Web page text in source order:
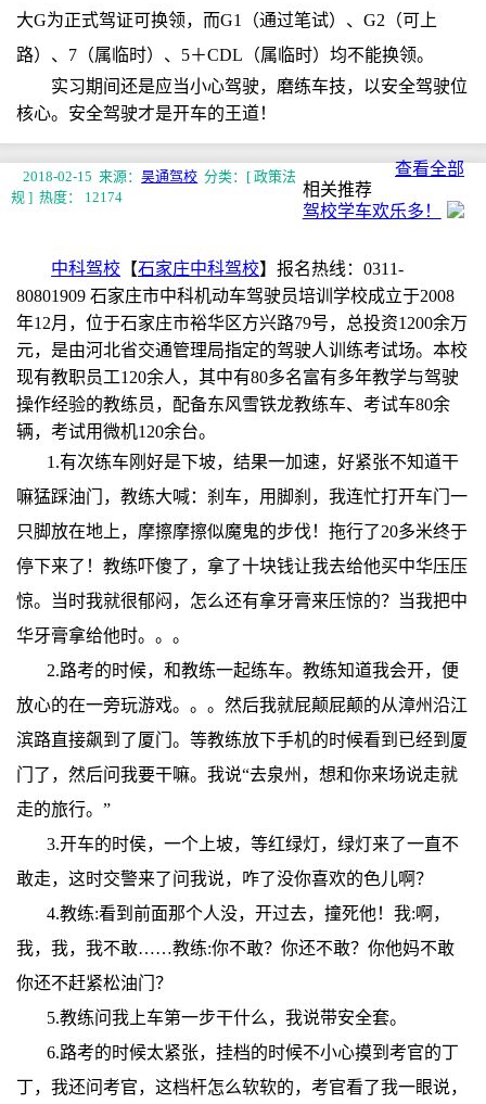
大G为正式驾证可换领，而G1（通过笔试）、G2（可上
路）、7（属临时）、5＋CDL（属临时）均不能换领。
实习期间还是应当小心驾驶，磨练车技，以安全驾驶位
核心。安全驾驶才是开车的王道！
2018-02-15 来源：昊通驾校 分类：[ 政策法
规 ] 热度： 12174
查看全部
相关推荐
驾校学车欢乐多！
中科驾校 【石家庄中科驾校】报名热线：0311-
80801909 石家庄市中科机动车驾驶员培训学校成立于2008
年12月，位于石家庄市裕华区方兴路79号，总投资1200余万
元，是由河北省交通管理局指定的驾驶人训练考试场。本校
现有教职员工120余人，其中有80多名富有多年教学与驾驶
操作经验的教练员，配备东风雪铁龙教练车、考试车80余
辆，考试用微机120余台。
1.有次练车刚好是下坡，结果一加速，好紧张不知道干
嘛猛踩油门，教练大喊：刹车，用脚刹，我连忙打开车门一
只脚放在地上，摩擦摩擦似魔鬼的步伐！拖行了20多米终于
停下来了！教练吓傻了，拿了十块钱让我去给他买中华压压
惊。当时我就很郁闷，怎么还有拿牙膏来压惊的？当我把中
华牙膏拿给他时。。。
2.路考的时候，和教练一起练车。教练知道我会开，便
放心的在一旁玩游戏。。。然后我就屁颠屁颠的从漳州沿江
滨路直接飙到了厦门。等教练放下手机的时候看到已经到厦
门了，然后问我要干嘛。我说“去泉州，想和你来场说走就
走的旅行。”
3.开车的时侯，一个上坡，等红绿灯，绿灯来了一直不
敢走，这时交警来了问我说，咋了没你喜欢的色儿啊？
4.教练:看到前面那个人没，开过去，撞死他！我:啊，
我，我，我不敢……教练:你不敢？你还不敢？你他妈不敢
你还不赶紧松油门？
5.教练问我上车第一步干什么，我说带安全套。
6.路考的时候太紧张，挂档的时候不小心摸到考官的丁
丁，我还问考官，这档杆怎么软软的，考官看了我一眼说，